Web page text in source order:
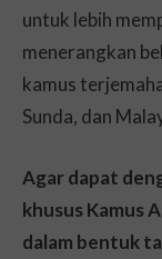
untuk lebih
menerangkan
kamus
Sunda, dan
Agar dapat
khusus Kamus
dalam bentuk